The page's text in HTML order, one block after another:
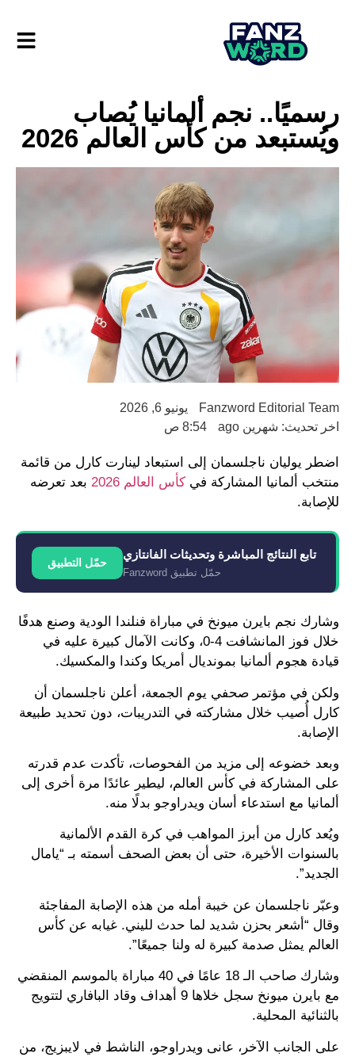
رسميًا.. نجم ألمانيا يُصاب
ويُستبعد من كأس العالم 2026
Fanzword Editorial Team
يونيو 6, 2026
اخر تحديث: شهرين ago
8:54 ص
اضطر يوليان ناجلسمان إلى استبعاد لينارت كارل من قائمة
منتخب ألمانيا المشاركة في كأس العالم 2026
بعد تعرضه
للإصابة.
تابع النتائج المباشرة وتحديثات الفانتازي
حمّل تطبيق Fanzword
حمّل التطبيق
وشارك نجم بايرن ميونخ في مباراة فنلندا الودية وصنع هدفًا
خلال فوز المانشافت 4-0، وكانت الآمال كبيرة عليه في
قيادة هجوم ألمانيا بمونديال أمريكا وكندا والمكسيك.
ولكن في مؤتمر صحفي يوم الجمعة، أعلن ناجلسمان أن
كارل أُصيب خلال مشاركته في التدريبات، دون تحديد طبيعة
الإصابة.
وبعد خضوعه إلى مزيد من الفحوصات، تأكدت عدم قدرته
على المشاركة في كأس العالم، ليطير عائدًا مرة أخرى إلى
ألمانيا مع استدعاء أسان ويدراوجو بدلًا منه.
ويُعد كارل من أبرز المواهب في كرة القدم الألمانية
بالسنوات الأخيرة، حتى أن بعض الصحف أسمته بـ “يامال
الجديد”.
وعبّر ناجلسمان عن خيبة أمله من هذه الإصابة المفاجئة
وقال “أشعر بحزن شديد لما حدث لليني. غيابه عن كأس
العالم يمثل صدمة كبيرة له ولنا جميعًا”.
وشارك صاحب الـ 18 عامًا في 40 مباراة بالموسم المنقضي
مع بايرن ميونخ سجل خلاها 9 أهداف وقاد البافاري لتتويج
بالثنائية المحلية.
على الجانب الآخر، عانى ويدراوجو، الناشط في لايبزيج، من